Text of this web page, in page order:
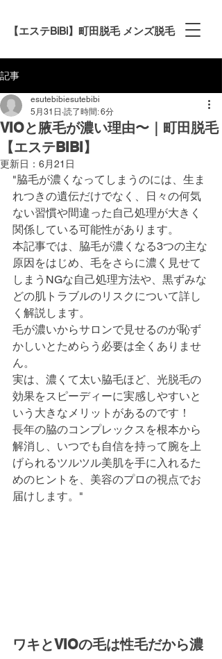
【エステBiBi】町田脱毛 メンズ脱毛
記事
VIOと腋毛が濃い理由〜｜町田脱毛
【エステBIBI】
esutebibiesutebibi
5月31日 読了時間: 6分
更新日： 6月21日
"脇毛が濃くなってしまうのには、生ま
れつきの遺伝だけでなく、日々の何気
ない習慣や間違った自己処理が大きく
関係している可能性があります。
本記事では、脇毛が濃くなる3つの主な
原因をはじめ、毛をさらに濃く見せて
しまうNGな自己処理方法や、黒ずみな
どの肌トラブルのリスクについて詳し
く解説します。
毛が濃いからサロンで見せるのが恥ず
かしいとためらう必要は全くありませ
ん。
実は、濃くて太い脇毛ほど、光脱毛の
効果をスピーディーに実感しやすいと
いう大きなメリットがあるのです！
長年の脇のコンプレックスを根本から
解消し、いつでも自信を持って腕を上
げられるツルツル美肌を手に入れるた
めのヒントを、美容のプロの視点でお
届けします。"
ワキとVIOの毛は性毛だから濃